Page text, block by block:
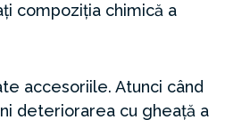
compoziția chimică a
accesoriile. Atunci când
deteriorarea cu gheață a